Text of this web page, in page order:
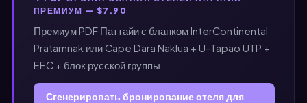
ПРЕМИУМ — $7.90
Премиум PDF Паттайи с бланком InterContinental
Pratamnak или Cape Dara Naklua + U-Tapao UTP +
EEC + блок русской группы.
Сгенерировать бронирование отеля для